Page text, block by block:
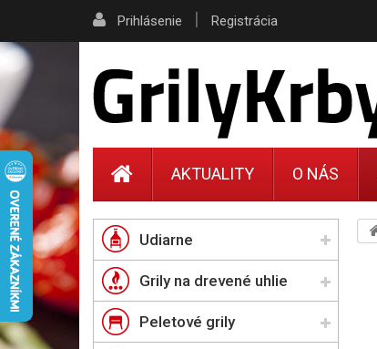
Udiarne
Grily na drevené uhlie
Peletové grily
Prihlásenie | Registrácia
AKTUALITY O NÁS